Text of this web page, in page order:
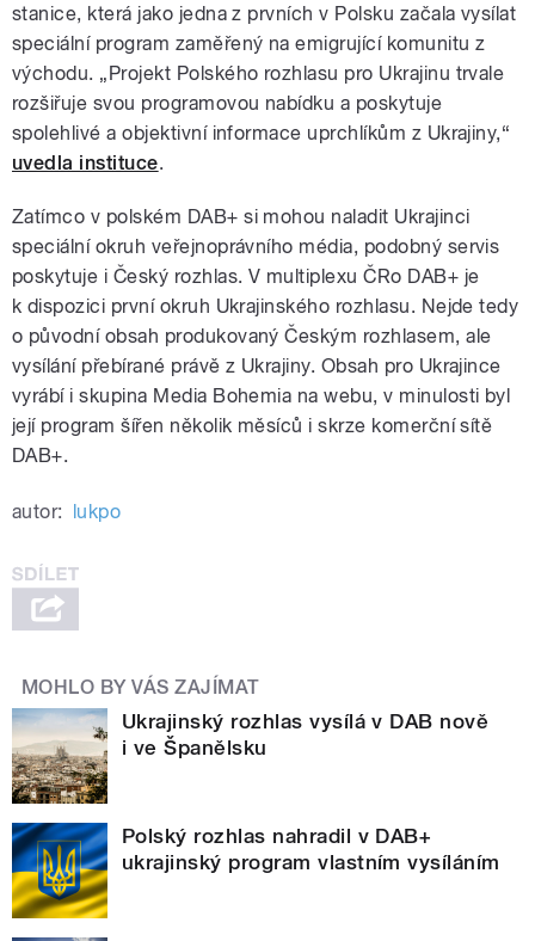
stanice, která jako jedna z prvních v Polsku začala vysílat
speciální program zaměřený na emigrující komunitu z
východu. „Projekt Polského rozhlasu pro Ukrajinu trvale
rozšiřuje svou programovou nabídku a poskytuje
spolehlivé a objektivní informace uprchlíkům z Ukrajiny,“
uvedla instituce.
Zatímco v polském DAB+ si mohou naladit Ukrajinci
speciální okruh veřejnoprávního média, podobný servis
poskytuje i Český rozhlas. V multiplexu ČRo DAB+ je
k dispozici první okruh Ukrajinského rozhlasu. Nejde tedy
o původní obsah produkovaný Českým rozhlasem, ale
vysílání přebírané právě z Ukrajiny. Obsah pro Ukrajince
vyrábí i skupina Media Bohemia na webu, v minulosti byl
její program šířen několik měsíců i skrze komerční sítě
DAB+.
autor: lukpo
MOHLO BY VÁS ZAJÍMAT
Ukrajinský rozhlas vysílá v DAB nově
i ve Španělsku
Polský rozhlas nahradil v DAB+
ukrajinský program vlastním vysíláním